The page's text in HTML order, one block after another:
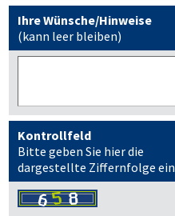
Ihre Wünsche/Hinweise
(kann leer bleiben)
Kontrollfeld
Bitte geben Sie hier die
dargestellte Ziffernfolge ein